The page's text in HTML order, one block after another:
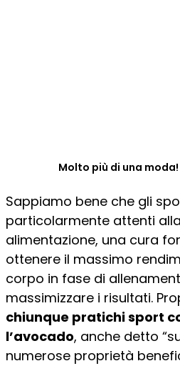
Molto più di una
Sappiamo bene che gli
particolarmente attenti
alimentazione, una cura
ottenere il massimo
corpo in fase di
massimizzare i risultati.
chiunque pratichi sport
l’avocado, anche detto
numerose proprietà